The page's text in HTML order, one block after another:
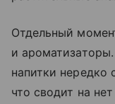
Отдельный
и
напитки нередко
что сводит на